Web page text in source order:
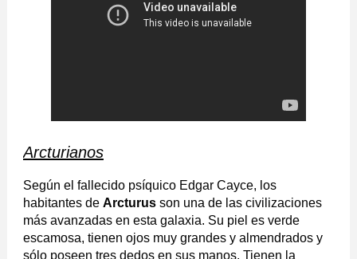
Arcturianos
Según el fallecido psíquico Edgar Cayce, los
habitantes de Arcturusson una de las civilizaciones
más avanzadas en esta galaxia. Su piel es verde
escamosa, tienen ojos muy grandes y almendrados y
sólo poseen tres dedos en sus manos. Tienen la